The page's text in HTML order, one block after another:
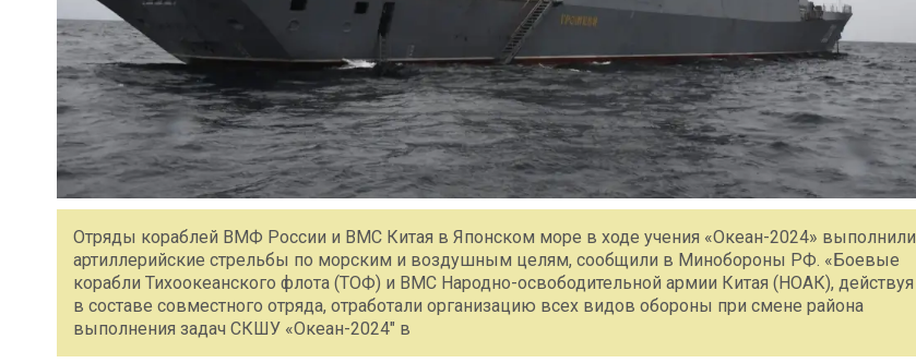
Отряды кораблей ВМФ России и ВМС Китая в Японском море в ходе учения «Океан-2024» выполнили
артиллерийские стрельбы по морским и воздушным целям, сообщили в Минобороны РФ. «Боевые
корабли Тихоокеанского флота (ТОФ) и ВМС Народно-освободительной армии Китая (НОАК), действуя
в составе совместного отряда, отработали организацию всех видов обороны при смене района
выполнения задач СКШУ «Океан-2024″ в